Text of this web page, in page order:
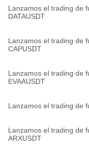
Lanzamos el trading de
DATAUSDT
Lanzamos el trading de
CAPUSDT
Lanzamos el trading de
EVAAUSDT
Lanzamos el trading de
Lanzamos el trading de
ARXUSDT